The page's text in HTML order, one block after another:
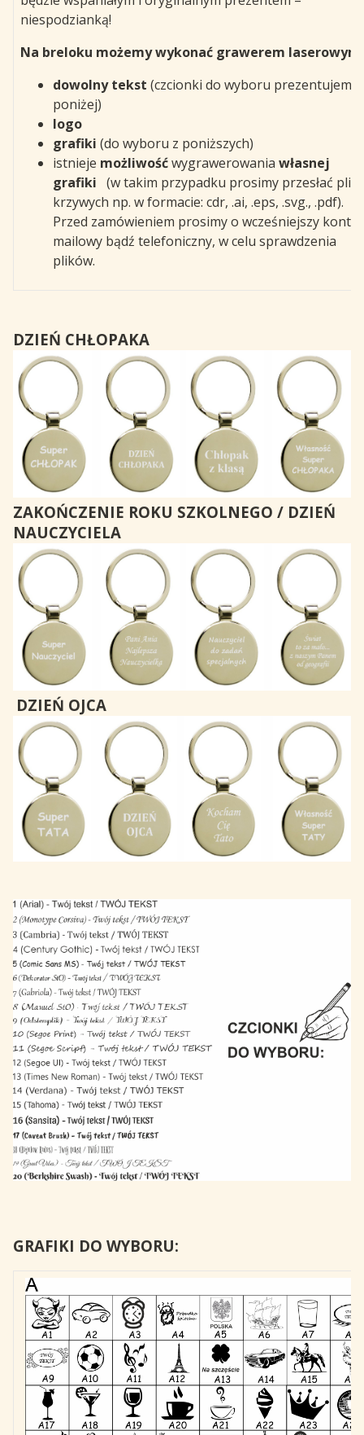
niespodzianką!
Na breloku możemy wykonać grawerem laserowym:
dowolny tekst (czcionki do wyboru prezentujemy
poniżej)
logo
grafiki (do wyboru z poniższych)
istnieje możliwośćwygrawerowania własnej
grafiki (w takim przypadku prosimy przesłać
krzywych np. w formacie: cdr, .ai, .eps, .svg., .pdf).
Przed zamówieniem prosimy o wcześniejszy
mailowy bądź telefoniczny, w celu sprawdzenia
plików.
DZIEŃ CHŁOPAKA
ZAKOŃCZENIE ROKU SZKOLNEGO / DZIEŃ
NAUCZYCIELA
DZIEŃ OJCA
GRAFIKI DO WYBORU: